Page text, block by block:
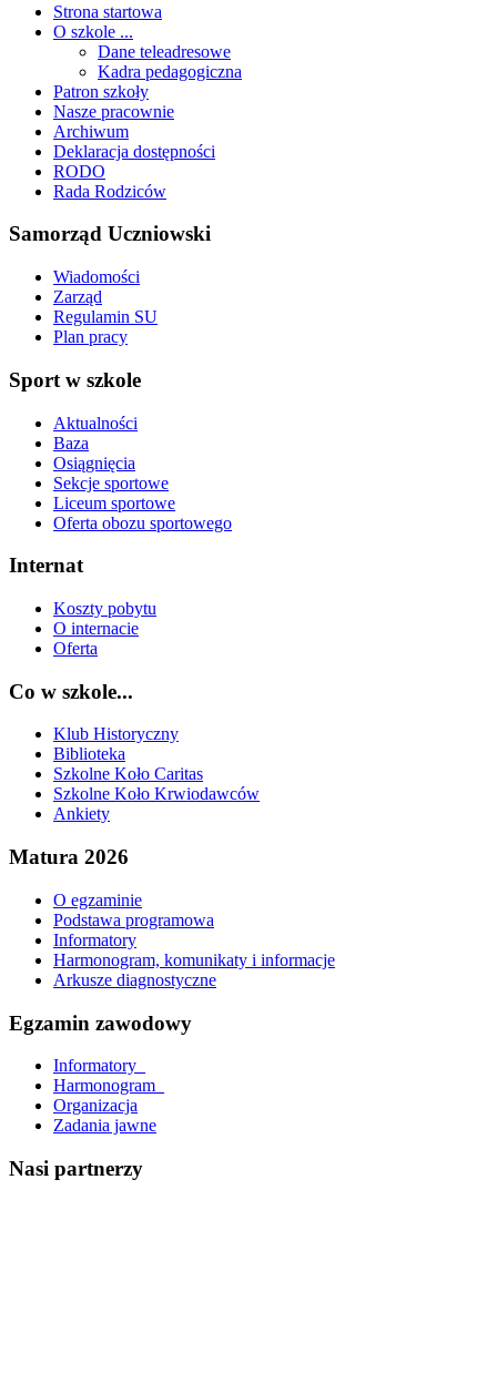
Strona startowa
O szkole ...
Dane teleadresowe
Kadra pedagogiczna
Patron szkoły
Nasze pracownie
Archiwum
Deklaracja dostępności
RODO
Rada Rodziców
Samorząd Uczniowski
Wiadomości
Zarząd
Regulamin SU
Plan pracy
Sport w szkole
Aktualności
Baza
Osiągnięcia
Sekcje sportowe
Liceum sportowe
Oferta obozu sportowego
Internat
Koszty pobytu
O internacie
Oferta
Co w szkole...
Klub Historyczny
Biblioteka
Szkolne Koło Caritas
Szkolne Koło Krwiodawców
Ankiety
Matura 2026
O egzaminie
Podstawa programowa
Informatory
Harmonogram, komunikaty i informacje
Arkusze diagnostyczne
Egzamin zawodowy
Informatory_
Harmonogram_
Organizacja
Zadania jawne
Nasi partnerzy